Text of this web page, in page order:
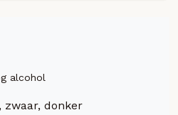
alcohol
zwaar, donker